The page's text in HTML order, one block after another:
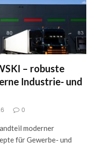
– robuste
Industrie- und
0
moderner
für Gewerbe- und